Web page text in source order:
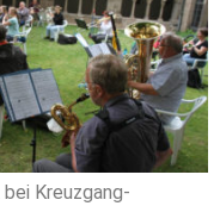
Kreuzgang-